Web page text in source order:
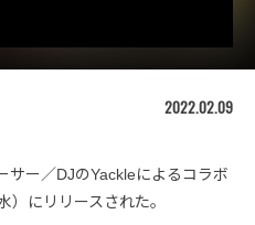
2022.02.09
サー／DJのYackleによるコラボ
）にリリースされた。